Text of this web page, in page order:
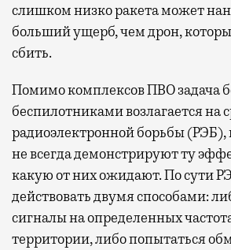
слишком низко ракета может
больший ущерб, чем дрон,
сбить.
Помимо комплексов ПВО задача
беспилотниками возлагается на
радиоэлектронной борьбы (РЭБ),
не всегда демонстрируют ту
какую от них ожидают. По сути
действовать двумя способами:
сигналы на определенных
территории, либо попытаться